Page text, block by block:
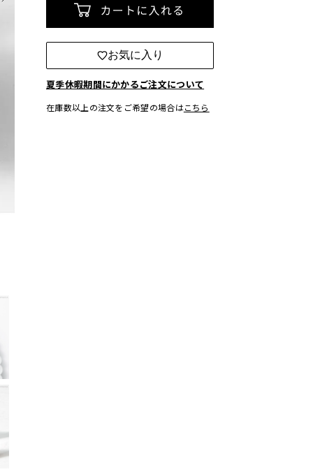
お気に入り
夏季休暇期間にかかるご注文について
在庫数以上の注文をご希望の場合はこちら